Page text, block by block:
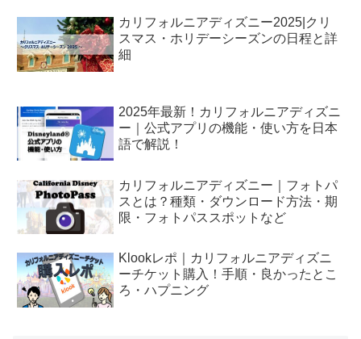
カリフォルニアディズニー2025|クリ
スマス・ホリデーシーズンの日程と詳
細
2025年最新！カリフォルニアディズニ
ー｜公式アプリの機能・使い方を日本
語で解説！
カリフォルニアディズニー｜フォトパ
スとは？種類・ダウンロード方法・期
限・フォトパススポットなど
Klookレポ｜カリフォルニアディズニ
ーチケット購入！手順・良かったとこ
ろ・ハプニング